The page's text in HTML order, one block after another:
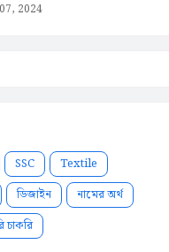
2024
SSC
Textile
ডিজাইন
নামের অর্থ
চাকরি